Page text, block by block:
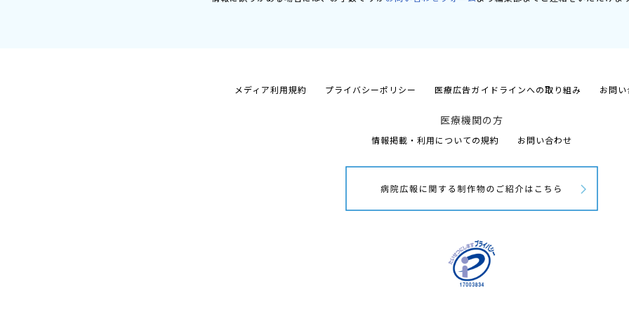
メディア利用規約 プライバシーポリシー 医療広告ガイドラインへの取り組み お問
医療機関の方
情報掲載・利用についての規約 お問い合わせ